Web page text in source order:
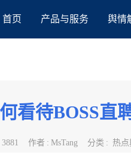
首页 产品与服务 舆情
看待BOSS直
3881 作者 : MsTang 分类 : 热点